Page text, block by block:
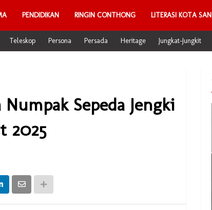
PENDIDIKAN RINGIN CONTHONG LITERASI KOTA
Teleskop Persona Persada Heritage Jungkat-Jungkit
Sepeda Jengki
2025